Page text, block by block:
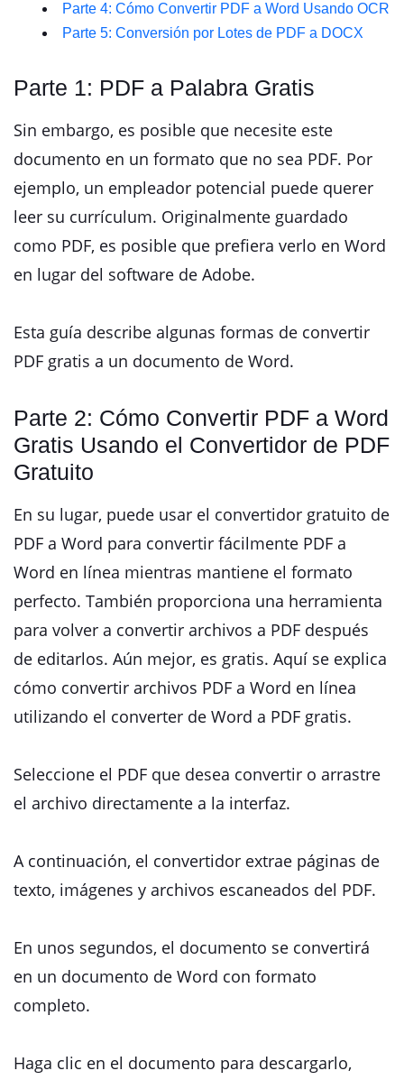
Parte 4: Cómo Convertir PDF a Word Usando OCR
Parte 5: Conversión por Lotes de PDF a DOCX
Parte 1: PDF a Palabra Gratis
Sin embargo, es posible que necesite este
documento en un formato que no sea PDF. Por
ejemplo, un empleador potencial puede querer
leer su currículum. Originalmente guardado
como PDF, es posible que prefiera verlo en Word
en lugar del software de Adobe.
Esta guía describe algunas formas de convertir
PDF gratis a un documento de Word.
Parte 2: Cómo Convertir PDF a Word
Gratis Usando el Convertidor de PDF
Gratuito
En su lugar, puede usar el convertidor gratuito de
PDF a Word para convertir fácilmente PDF a
Word en línea mientras mantiene el formato
perfecto. También proporciona una herramienta
para volver a convertir archivos a PDF después
de editarlos. Aún mejor, es gratis. Aquí se explica
cómo convertir archivos PDF a Word en línea
utilizando el converter de Word a PDF gratis.
Seleccione el PDF que desea convertir o arrastre
el archivo directamente a la interfaz.
A continuación, el convertidor extrae páginas de
texto, imágenes y archivos escaneados del PDF.
En unos segundos, el documento se convertirá
en un documento de Word con formato
completo.
Haga clic en el documento para descargarlo,